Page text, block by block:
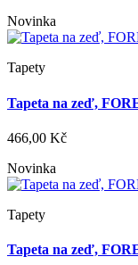
Novinka
Tapety
Tapeta na zeď,
466,00 Kč
Novinka
Tapety
Tapeta na zeď,